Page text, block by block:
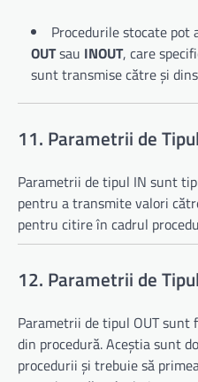
Procedurile stocate pot
OUTsau INOUT, care
sunt transmise către și
11. Parametrii de
Parametrii de tipul IN sunt
pentru a transmite valori
pentru citire în cadrul
12. Parametrii de
Parametrii de tipul OUT
din procedură. Aceștia sunt
procedurii și trebuie să